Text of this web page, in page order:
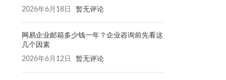
2026年6月18日 暂无评论
网易企业邮箱多少钱一年？企业咨询前先看这
几个因素
2026年6月12日 暂无评论